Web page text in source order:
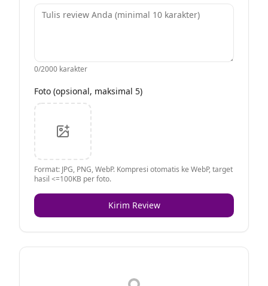
0/2000 karakter
Foto (opsional, maksimal 5)
Format: JPG, PNG, WebP. Kompresi otomatis ke WebP, target
hasil <=100KB per foto.
Kirim Review